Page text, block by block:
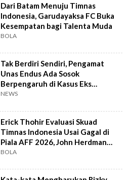
Dari Batam Menuju Timnas
Indonesia, Garudayaksa FC Buka
Kesempatan bagi Talenta Muda
BOLA
Tak Berdiri Sendiri, Pengamat
Unas Endus Ada Sosok
Berpengaruh di Kasus Eks
Jampidsus
NEWS
Erick Thohir Evaluasi Skuad
Timnas Indonesia Usai Gagal di
Piala AFF 2026, John Herdman
Out?
BOLA